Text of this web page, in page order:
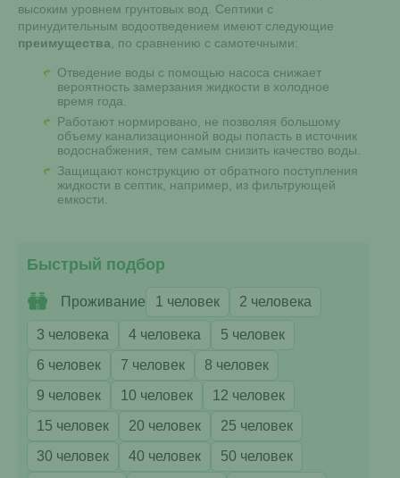
высоким уровнем грунтовых вод. Септики с
принудительным водоотведением имеют следующие
преимущества , по сравнению с самотечными:
Отведение воды с помощью насоса снижает
вероятность замерзания жидкости в холодное
время года.
Работают нормировано, не позволяя большому
объему канализационной воды попасть в источник
водоснабжения, тем самым снизить качество воды.
Защищают конструкцию от обратного поступления
жидкости в септик, например, из фильтрующей
емкости.
Быстрый подбор
Проживание 1 человек 2 человека
3 человека 4 человека
5 человек
6 человек
7 человек
8 человек
9 человек
10 человек
12 человек
15 человек
20 человек
25 человек
30 человек
40 человек
50 человек